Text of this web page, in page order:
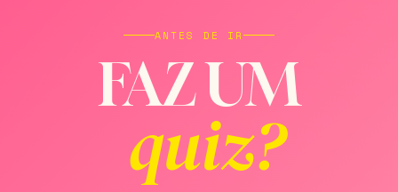
ANTES DE IR
FAZ UM
quiz?